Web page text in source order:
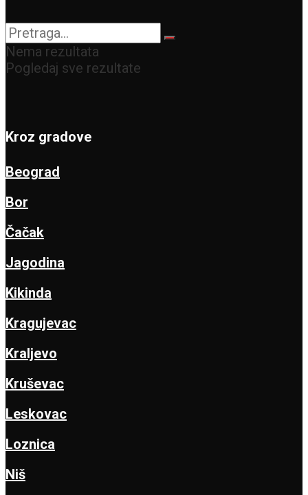
Matice srpske
Nema rezultata
Pogledaj sve rezultate
Kroz gradove
Beograd
Bor
Čačak
Jagodina
Kikinda
Kragujevac
Kraljevo
Kruševac
Leskovac
Loznica
Niš